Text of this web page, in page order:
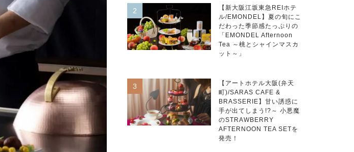
【新大阪江坂東急REIホテ
ル/EMONDEL】夏の旬にこ
だわった季節感たっぷりの
「EMONDEL Afternoon
Tea ～桃とシャインマスカ
ット～」
【アートホテル大阪(弁天
町)/SARAS CAFE &
BRASSERIE】甘い誘惑に
手が出てしまう!?～ 小悪魔
のSTRAWBERRY
AFTERNOON TEA SETを
発売！